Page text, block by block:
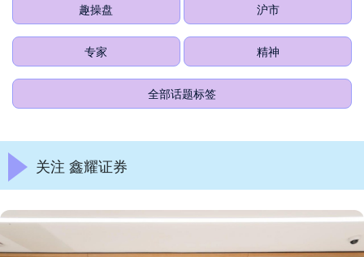
趣操盘 沪市
专家 精神
全部话题标签
关注 鑫耀证券